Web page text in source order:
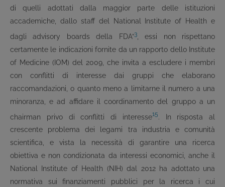
di quelli adottati dalla maggior parte delle istituzioni
accademiche, dallo staff del National Institute of Health e
dagli advisory boards della FDA”3, essi non rispettano
certamente le indicazioni fornite da un rapporto dello Institute
of Medicine (IOM) del 2009, che invita a escludere i membri
con conflitti di interesse dai gruppi che elaborano
raccomandazioni, o quanto meno a limitarne il numero a una
minoranza, e ad affidare il coordinamento del gruppo a un
chairman privo di conflitti di interesse15. In risposta al
crescente problema dei legami tra industria e comunità
scientifica, e vista la necessità di garantire una ricerca
obiettiva e non condizionata da interessi economici, anche il
National Institute of Health (NIH) dal 2012 ha adottato una
normativa sui finanziamenti pubblici per la ricerca i cui